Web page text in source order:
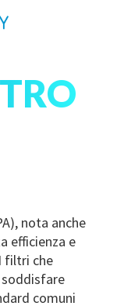
nota anche
efficienza e
filtri che
comuni